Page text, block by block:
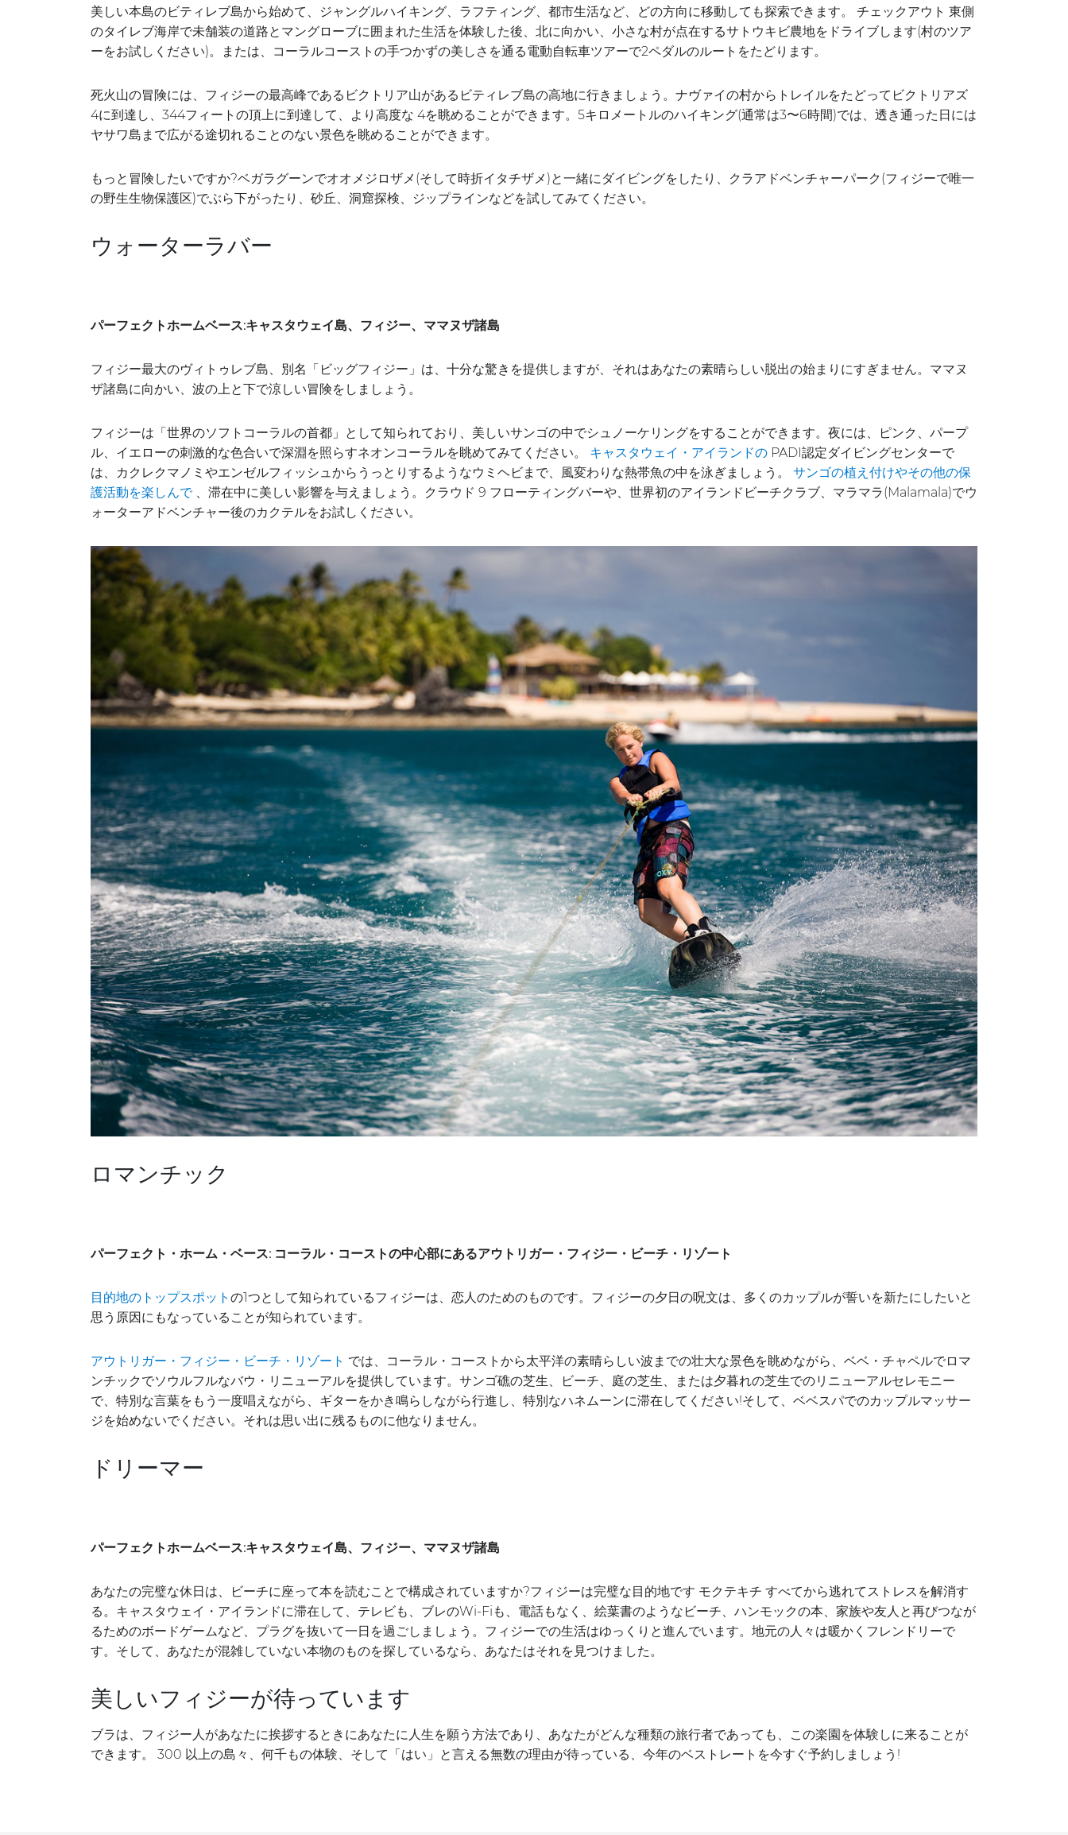
美しい本島のビティレブ島から始めて、ジャングルハイキング、ラフティング、都市生活など、どの方向に移動しても探索できます。 チェックアウト 東側
のタイレブ海岸で未舗装の道路とマングローブに囲まれた生活を体験した後、北に向かい、小さな村が点在するサトウキビ農地をドライブします(村のツア
ーをお試しください)。または、コーラルコーストの手つかずの美しさを通る電動自転車ツアーで2ペダルのルートをたどります。
死火山の冒険には、フィジーの最高峰であるビクトリア山があるビティレブ島の高地に行きましょう。ナヴァイの村からトレイルをたどってビクトリアズ
4に到達し、344フィートの頂上に到達して、より高度な 4を眺めることができます。5キロメートルのハイキング(通常は3〜6時間)では、透き通った日には
ヤサワ島まで広がる途切れることのない景色を眺めることができます。
もっと冒険したいですか?ベガラグーンでオオメジロザメ(そして時折イタチザメ)と一緒にダイビングをしたり、クラアドベンチャーパーク(フィジーで唯一
の野生生物保護区)でぶら下がったり、砂丘、洞窟探検、ジップラインなどを試してみてください。
ウォーターラバー
パーフェクトホームベース:キャスタウェイ島、フィジー、ママヌザ諸島
フィジー最大のヴィトゥレブ島、別名「ビッグフィジー」は、十分な驚きを提供しますが、それはあなたの素晴らしい脱出の始まりにすぎません。ママヌ
ザ諸島に向かい、波の上と下で涼しい冒険をしましょう。
フィジーは「世界のソフトコーラルの首都」として知られており、美しいサンゴの中でシュノーケリングをすることができます。夜には、ピンク、パープ
ル、イエローの刺激的な色合いで深淵を照らすネオンコーラルを眺めてみてください。
キャスタウェイ・アイランドの PADI認定ダイビングセンターで
は、カクレクマノミやエンゼルフィッシュからうっとりするようなウミヘビまで、風変わりな熱帯魚の中を泳ぎましょう。 サンゴの植え付けやその他の保
護活動を楽しんで、滞在中に美しい影響を与えましょう。クラウド 9 フローティングバーや、世界初のアイランドビーチクラブ、マラマラ(Malamala)でウ
ォーターアドベンチャー後のカクテルをお試しください。
ロマンチック
パーフェクト・ホーム・ベース: コーラル・コーストの中心部にあるアウトリガー・フィジー・ビーチ・リゾート
目的地のトップスポット の1つとして知られているフィジーは、恋人のためのものです。フィジーの夕日の呪文は、多くのカップルが誓いを新たにしたいと
思う原因にもなっていることが知られています。
アウトリガー・フィジー・ビーチ・リゾート では、コーラル・コーストから太平洋の素晴らしい波までの壮大な景色を眺めながら、ベベ・チャペルでロマ
ンチックでソウルフルなバウ・リニューアルを提供しています。サンゴ礁の芝生、ビーチ、庭の芝生、または夕暮れの芝生でのリニューアルセレモニー
で、特別な言葉をもう一度唱えながら、ギターをかき鳴らしながら行進し、特別なハネムーンに滞在してください!そして、ベベスパでのカップルマッサー
ジを始めないでください。それは思い出に残るものに他なりません。
ドリーマー
パーフェクトホームベース:キャスタウェイ島、フィジー、ママヌザ諸島
あなたの完璧な休日は、ビーチに座って本を読むことで構成されていますか?フィジーは完璧な目的地です モクテキチ すべてから逃れてストレスを解消す
る。キャスタウェイ・アイランドに滞在して、テレビも、ブレのWi-Fiも、電話もなく、絵葉書のようなビーチ、ハンモックの本、家族や友人と再びつなが
るためのボードゲームなど、プラグを抜いて一日を過ごしましょう。フィジーでの生活はゆっくりと進んでいます。地元の人々は暖かくフレンドリーで
す。そして、あなたが混雑していない本物のものを探しているなら、あなたはそれを見つけました。
美しいフィジーが待っています
ブラは、フィジー人があなたに挨拶するときにあなたに人生を願う方法であり、あなたがどんな種類の旅行者であっても、この楽園を体験しに来ることが
できます。 300 以上の島々、何千もの体験、そして「はい」と言える無数の理由が待っている、今年のベストレートを今すぐ予約しましょう!